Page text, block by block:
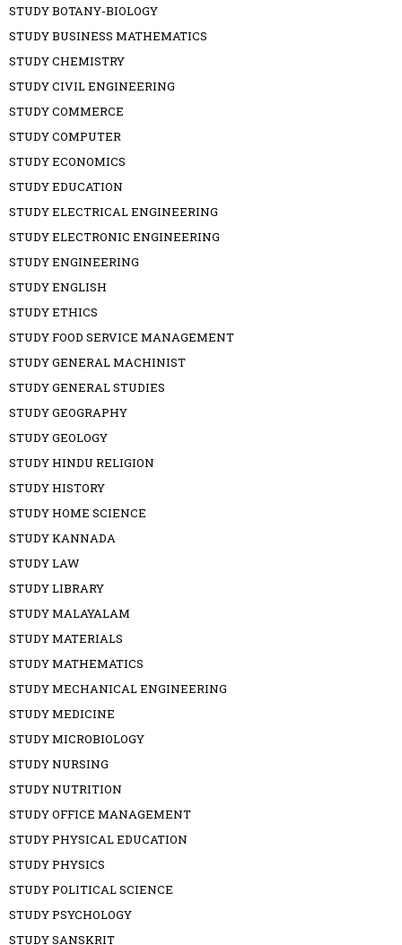
STUDY BOTANY-BIOLOGY
STUDY BUSINESS MATHEMATICS
STUDY CHEMISTRY
STUDY CIVIL ENGINEERING
STUDY COMMERCE
STUDY COMPUTER
STUDY ECONOMICS
STUDY EDUCATION
STUDY ELECTRICAL ENGINEERING
STUDY ELECTRONIC ENGINEERING
STUDY ENGINEERING
STUDY ENGLISH
STUDY ETHICS
STUDY FOOD SERVICE MANAGEMENT
STUDY GENERAL MACHINIST
STUDY GENERAL STUDIES
STUDY GEOGRAPHY
STUDY GEOLOGY
STUDY HINDU RELIGION
STUDY HISTORY
STUDY HOME SCIENCE
STUDY KANNADA
STUDY LAW
STUDY LIBRARY
STUDY MALAYALAM
STUDY MATERIALS
STUDY MATHEMATICS
STUDY MECHANICAL ENGINEERING
STUDY MEDICINE
STUDY MICROBIOLOGY
STUDY NURSING
STUDY NUTRITION
STUDY OFFICE MANAGEMENT
STUDY PHYSICAL EDUCATION
STUDY PHYSICS
STUDY POLITICAL SCIENCE
STUDY PSYCHOLOGY
STUDY SANSKRIT